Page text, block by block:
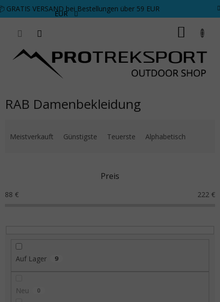
Zum Inhalt springen
GRATIS VERSAND bei Bestellungen über 59 EUR
EUR
RAB Damenbekleidung
Meistverkauft Günstigste Teuerste Alphabetisch
Preis
88 € 222 €
Auf Lager 9
Neu 0